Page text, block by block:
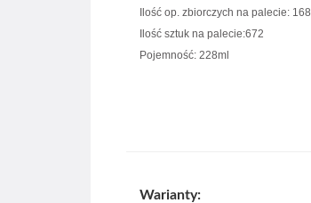
Ilość op. zbiorczych na palecie: 168
Ilość sztuk na palecie:672
Pojemność: 228ml
Warianty: